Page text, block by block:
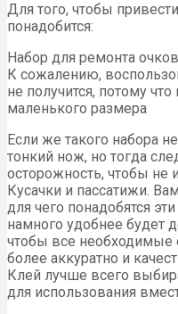
Для того, чтобы
понадобится:
Набор для ремонта
К сожалению,
не получится, потому
маленького размера
Если же такого набора
тонкий нож, но тогда
осторожность, чтобы не
Кусачки и пассатижи.
для чего понадобятся
намного удобнее будет
чтобы все
более аккуратно и
Клей лучше всего
для использования